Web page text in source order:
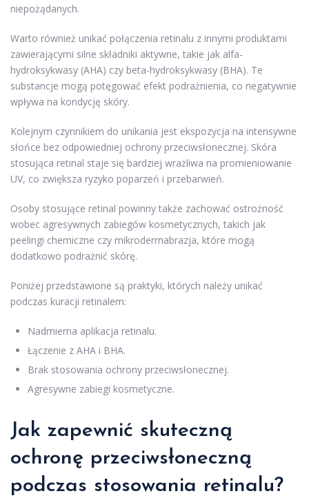
niepożądanych.
Warto również unikać połączenia retinalu z innymi produktami
zawierającymi silne składniki aktywne, takie jak alfa-
hydroksykwasy (AHA) czy beta-hydroksykwasy (BHA). Te
substancje mogą potęgować efekt podrażnienia, co negatywnie
wpływa na kondycję skóry.
Kolejnym czynnikiem do unikania jest ekspozycja na intensywne
słońce bez odpowiedniej ochrony przeciwsłonecznej. Skóra
stosująca retinal staje się bardziej wrażliwa na promieniowanie
UV, co zwiększa ryzyko poparzeń i przebarwień.
Osoby stosujące retinal powinny także zachować ostrożność
wobec agresywnych zabiegów kosmetycznych, takich jak
peelingi chemiczne czy mikrodermabrazja, które mogą
dodatkowo podrażnić skórę.
Poniżej przedstawione są praktyki, których należy unikać
podczas kuracji retinalem:
Nadmierna aplikacja retinalu.
Łączenie z AHA i BHA.
Brak stosowania ochrony przeciwsłonecznej.
Agresywne zabiegi kosmetyczne.
Jak zapewnić skuteczną
ochronę przeciwsłoneczną
podczas stosowania retinalu?